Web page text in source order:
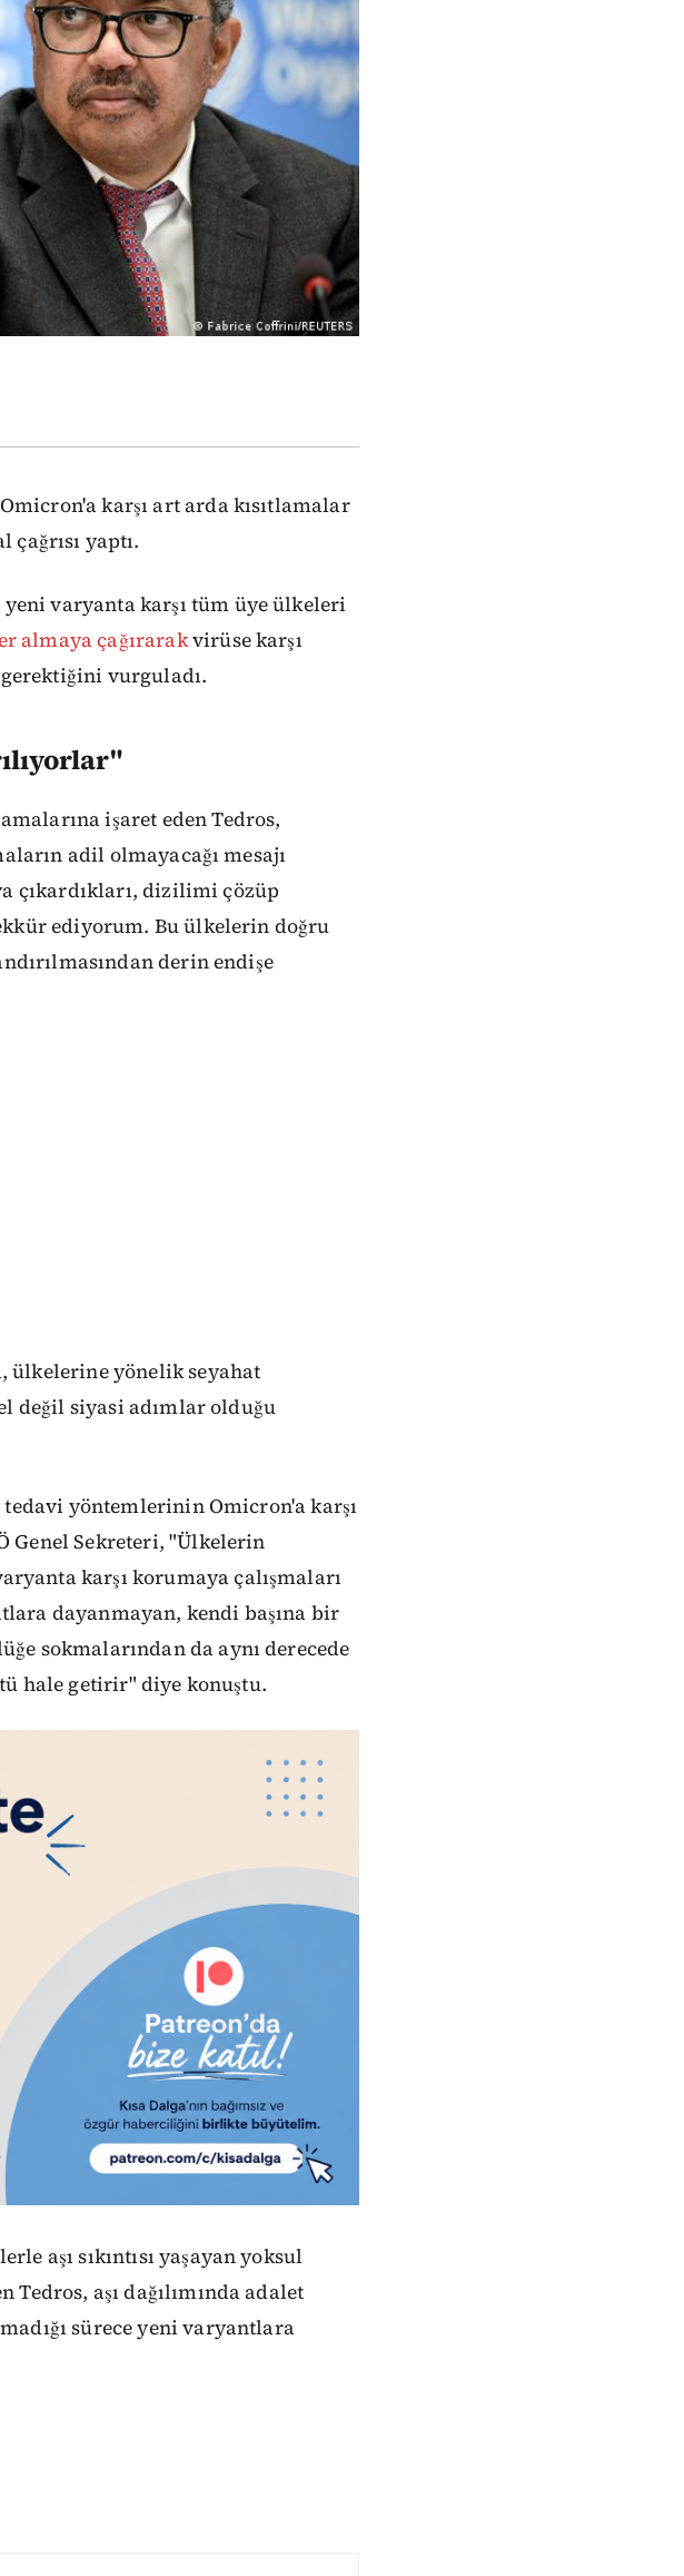
karşı art arda kısıtlamalar
çağrısı yaptı.
yeni varyanta karşı tüm üye ülkeleri
almaya çağırarakvirüse karşı
vurguladı.
işaret eden Tedros,
adil olmayacağı mesajı
çıkardıkları, dizilimi çözüp
ediyorum. Bu ülkelerin doğru
derin endişe
ülkelerine yönelik seyahat
değil siyasi adımlar olduğu
yöntemlerinin Omicron'a karşı
Genel Sekreteri, "Ülkelerin
karşı korumaya çalışmaları
dayanmayan, kendi başına bir
sokmalarından da aynı derecede
hale getirir" diye konuştu.
aşı sıkıntısı yaşayan yoksul
aşı dağılımında adalet
sürece yeni varyantlara